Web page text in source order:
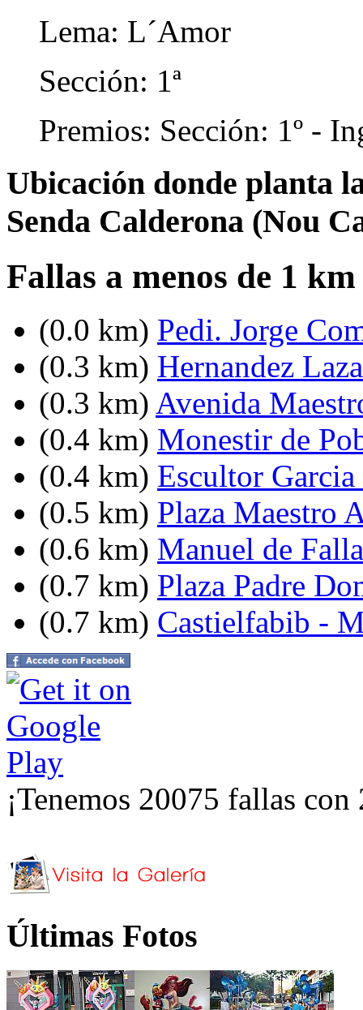
Lema: L´Amor
Sección: 1ª
Premios: Sección: 1º -
Ubicación donde planta
Senda Calderona (Nou
Fallas a menos de 1 km
(0.0 km) Pedi. Jorge
(0.3 km) Hernandez
(0.3 km) Avenida
(0.4 km) Monestir de
(0.4 km) Escultor
(0.5 km) Plaza Maestro
(0.6 km) Manuel de
(0.7 km) Plaza Padre
(0.7 km) Castielfabib -
¡Tenemos 20075 fallas
Últimas Fotos